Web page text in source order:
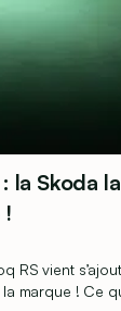
la Skoda
!
RS vient
marque ! Ce